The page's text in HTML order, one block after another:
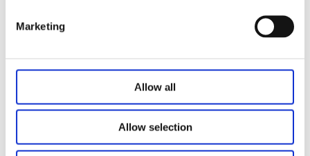
Marketing
Allow all
Allow selection